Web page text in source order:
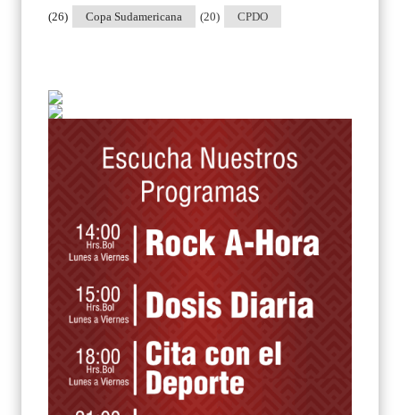
Copa Sudamericana
(26) CPDO
(20)